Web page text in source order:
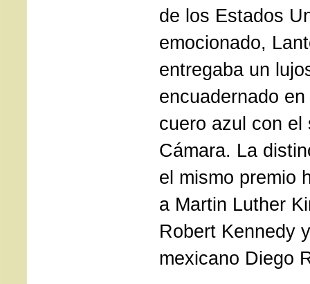
de los Estados
emocionado,
entregaba un
encuadernado
cuero azul con el
Cámara. La
el mismo premio
a Martin Luther
Robert Kennedy
mexicano Diego